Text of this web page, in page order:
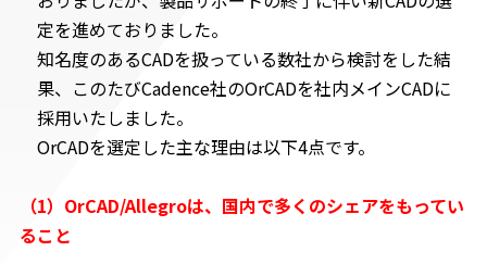
定を進めておりました。
知名度のあるCADを扱っている数社から検討をした結
果、このたびCadence社のOrCADを社内メインCADに
採用いたしました。
OrCADを選定した主な理由は以下4点です。
（1）OrCAD/Allegroは、国内で多くのシェアをもってい
ること